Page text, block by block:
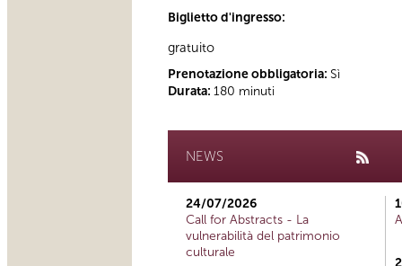
Biglietto d'ingresso:
gratuito
Prenotazione obbligatoria: Sì
Durata: 180 minuti
NEWS
24/07/2026
Call for Abstracts - La
vulnerabilità del patrimonio
culturale